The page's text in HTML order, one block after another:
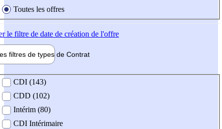
Toutes les offres
le filtre de date de création de l'offre
filtres de types de Contrat
contrat
CDI (143)
CDD (102)
Intérim (80)
CDI Intérimaire